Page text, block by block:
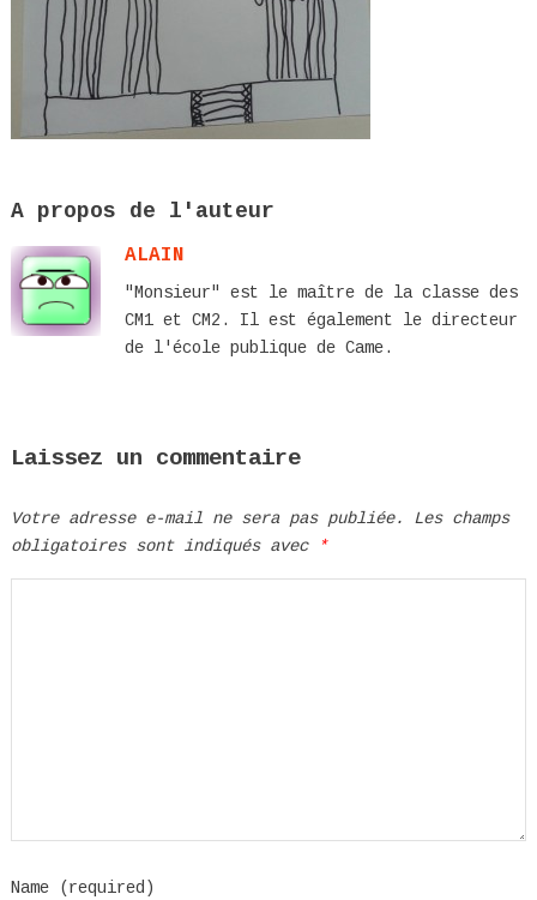
A propos de l'auteur
ALAIN
"Monsieur" est le maître de la classe des
CM1 et CM2. Il est également le directeur
de l'école publique de Came.
Laissez un commentaire
Votre adresse e-mail ne sera pas publiée.
Les champs
obligatoires sont indiqués avec
*
Name (required)